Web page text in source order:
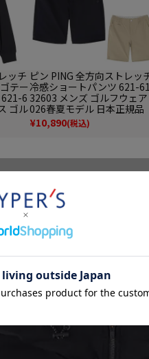
ッチ
テー
6
ゴル
日
ピン PING 全方向ストレッ
冷感ショートパンツ 621-61
32603 メンズ ゴルフウェア
026春夏モデル 日本正規品
¥10,890(税込)